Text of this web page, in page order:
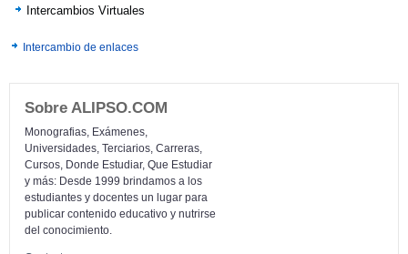
Intercambios Virtuales
Intercambio de enlaces
Sobre ALIPSO.COM
Monografias, Exámenes,
Universidades, Terciarios, Carreras,
Cursos, Donde Estudiar, Que Estudiar
y más: Desde 1999 brindamos a los
estudiantes y docentes un lugar para
publicar contenido educativo y nutrirse
del conocimiento.